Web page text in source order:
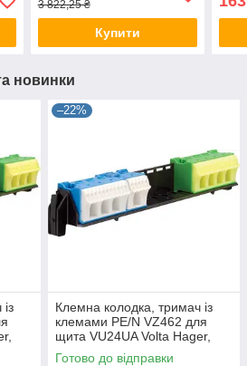
3 822,25 ₴
Купити
новинки
–22%
Клемна колодка, тримач із
клемами PE/N VZ462 для
щита VU24UA Volta Hager,
для щита Хагер, боксу, шафи
Готово до відправки